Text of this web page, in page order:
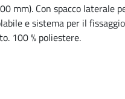
mm). Con spacco laterale
e sistema per il
100 % poliestere.